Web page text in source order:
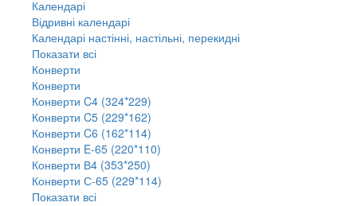
Календарі
Відривні календарі
Календарі настінні, настільні, перекидні
Показати всі
Конверти
Конверти
Конверти C4 (324*229)
Конверти C5 (229*162)
Конверти C6 (162*114)
Конверти E-65 (220*110)
Конверти В4 (353*250)
Конверти С-65 (229*114)
Показати всі